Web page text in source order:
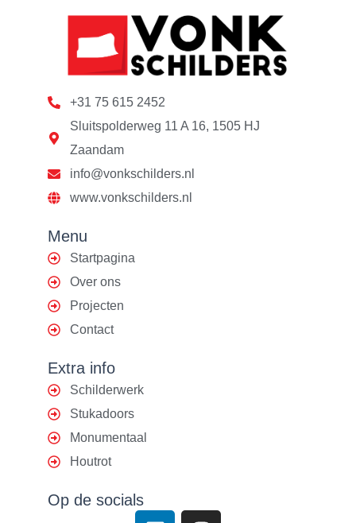
+31 75 615 2452
Sluitspolderweg 11 A 16, 1505 HJ
Zaandam
info@vonkschilders.nl
www.vonkschilders.nl
Menu
Startpagina
Over ons
Projecten
Contact
Extra info
Schilderwerk
Stukadoors
Monumentaal
Houtrot
Op de socials